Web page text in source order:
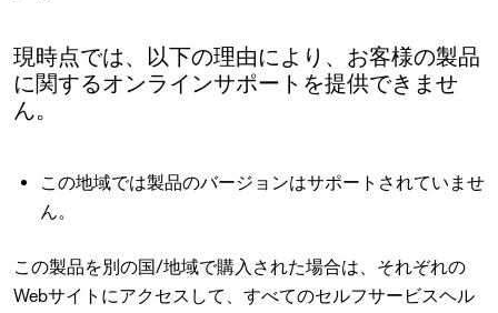
現時点では、以下の理由により、お客様の製品
に関するオンラインサポートを提供できませ
ん。
この地域では製品のバージョンはサポートされていませ
ん。
この製品を別の国/地域で購入された場合は、それぞれの
Webサイトにアクセスして、すべてのセルフサービスヘル